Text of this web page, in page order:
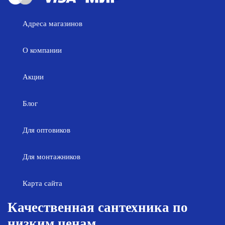
Адреса магазинов
О компании
Акции
Блог
Для оптовиков
Для монтажников
Карта сайта
Качественная сантехника по